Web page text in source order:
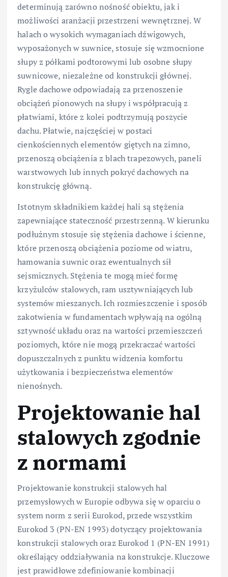
determinują zarówno nośność obiektu, jak i
możliwości aranżacji przestrzeni wewnętrznej. W
halach o wysokich wymaganiach dźwigowych,
wyposażonych w suwnice, stosuje się wzmocnione
słupy z półkami podtorowymi lub osobne słupy
suwnicowe, niezależne od konstrukcji głównej.
Rygle dachowe odpowiadają za przenoszenie
obciążeń pionowych na słupy i współpracują z
płatwiami, które z kolei podtrzymują poszycie
dachu. Płatwie, najczęściej w postaci
cienkościennych elementów giętych na zimno,
przenoszą obciążenia z blach trapezowych, paneli
warstwowych lub innych pokryć dachowych na
konstrukcję główną.
Istotnym składnikiem każdej hali są stężenia
zapewniające stateczność przestrzenną. W kierunku
podłużnym stosuje się stężenia dachowe i ścienne,
które przenoszą obciążenia poziome od wiatru,
hamowania suwnic oraz ewentualnych sił
sejsmicznych. Stężenia te mogą mieć formę
krzyżulców stalowych, ram usztywniających lub
systemów mieszanych. Ich rozmieszczenie i sposób
zakotwienia w fundamentach wpływają na ogólną
sztywność układu oraz na wartości przemieszczeń
poziomych, które nie mogą przekraczać wartości
dopuszczalnych z punktu widzenia komfortu
użytkowania i bezpieczeństwa elementów
nienośnych.
Projektowanie hal
stalowych zgodnie
z normami
Projektowanie konstrukcji stalowych hal
przemysłowych w Europie odbywa się w oparciu o
system norm z serii Eurokod, przede wszystkim
Eurokod 3 (PN-EN 1993) dotyczący projektowania
konstrukcji stalowych oraz Eurokod 1 (PN-EN 1991)
określający oddziaływania na konstrukcje. Kluczowe
jest prawidłowe zdefiniowanie kombinacji